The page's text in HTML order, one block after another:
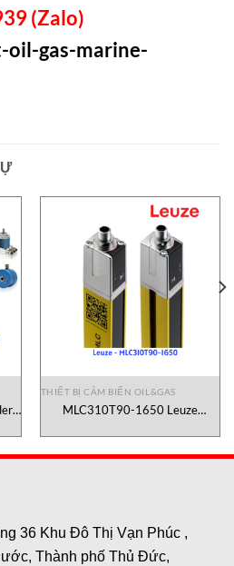
(Zalo)
oil-gas-marine-
THIẾT BỊ CẢM BIẾN OIL&GAS
MLC310T90-1650 Leuze
36 Khu Đô Thị Vạn Phúc ,
Thành phố Thủ Đức,